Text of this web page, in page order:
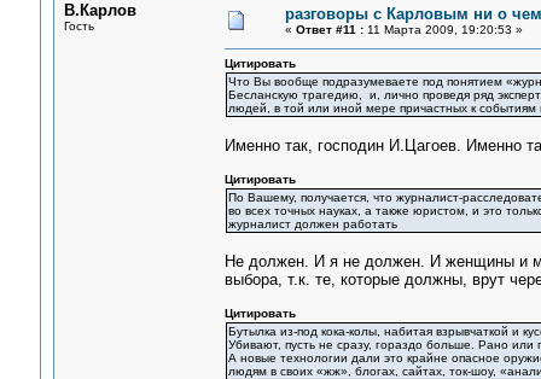
В.Карлов
Гость
разговоры с Карловым ни о
« Ответ #11 :11 Марта 2009, 19:20:53 »
Цитировать
Что Вы вообще подразумеваете под понятием
Бесланскую трагедию, и, лично проведя ряд
людей, в той или иной мере причастных к
Именно так, господин И.Цагоев. Именно
Цитировать
По Вашему, получается, что журналист-
во всех точных науках, а также юристом, и это
журналист должен работать
Не должен. И я не должен. И женщины и
выбора, т.к. те, которые должны, врут
Цитировать
Бутылка из-под кока-колы, набитая взрывчаткой и
Убивают, пусть не сразу, гораздо больше. Рано
А новые технологии дали это крайне опасное
людям в своих «жж», блогах, сайтах, ток-шоу,